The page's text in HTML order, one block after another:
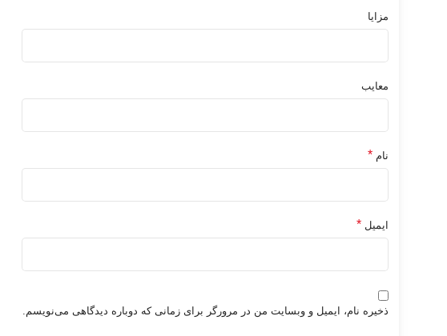
مزایا
معایب
نام *
ایمیل *
ذخیره نام، ایمیل و وبسایت من در مرورگر برای زمانی که دوباره دیدگاهی می‌نویسم.